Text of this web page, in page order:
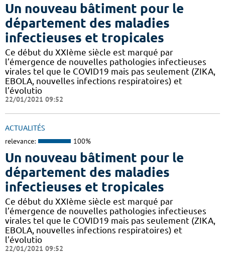
Un nouveau bâtiment pour le
département des maladies
infectieuses et tropicales
Ce début du XXIème siècle est marqué par
l’émergence de nouvelles pathologies infectieuses
virales tel que le COVID19 mais pas seulement (ZIKA,
EBOLA, nouvelles infections respiratoires) et
l’évolutio
22/01/2021 09:52
ACTUALITÉS
relevance: 100%
Un nouveau bâtiment pour le
département des maladies
infectieuses et tropicales
Ce début du XXIème siècle est marqué par
l’émergence de nouvelles pathologies infectieuses
virales tel que le COVID19 mais pas seulement (ZIKA,
EBOLA, nouvelles infections respiratoires) et
l’évolutio
22/01/2021 09:52